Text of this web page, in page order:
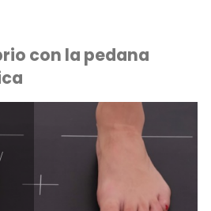
con la pedana
/